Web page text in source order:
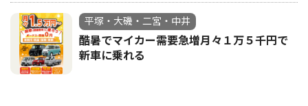
平塚・大磯・二宮・中井
酷暑でマイカー需要急増月々１万５千円で
新車に乗れる